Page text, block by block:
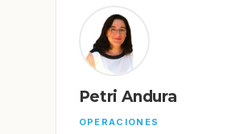
Petri Andura
OPERACIONES